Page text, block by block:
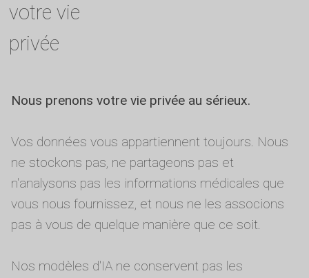
votre vie
privée
Nous prenons votre vie privée au sérieux.
Vos données vous appartiennent toujours. Nous
ne stockons pas, ne partageons pas et
n'analysons pas les informations médicales que
vous nous fournissez, et nous ne les associons
pas à vous de quelque manière que ce soit.
Nos modèles d'IA ne conservent pas les